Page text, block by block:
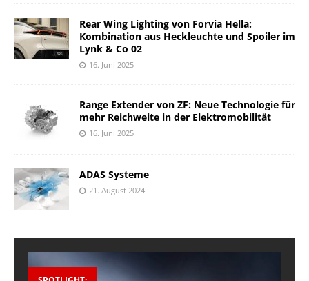
Rear Wing Lighting von Forvia Hella:
Kombination aus Heckleuchte und Spoiler im
Lynk & Co 02
16. Juni 2025
Range Extender von ZF: Neue Technologie für
mehr Reichweite in der Elektromobilität
16. Juni 2025
ADAS Systeme
21. August 2024